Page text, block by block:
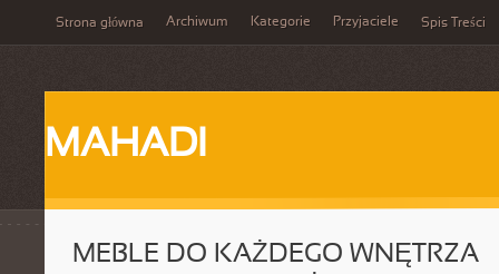
Strona główna Archiwum Kategorie Przyjaciele Spis Treści
MAHADI
MEBLE DO KAŻDEGO WNĘTRZA